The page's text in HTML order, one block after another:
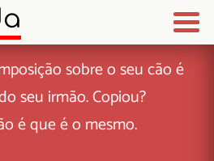
sobre o seu cão é
seu irmão. Copiou?
é que é o mesmo.